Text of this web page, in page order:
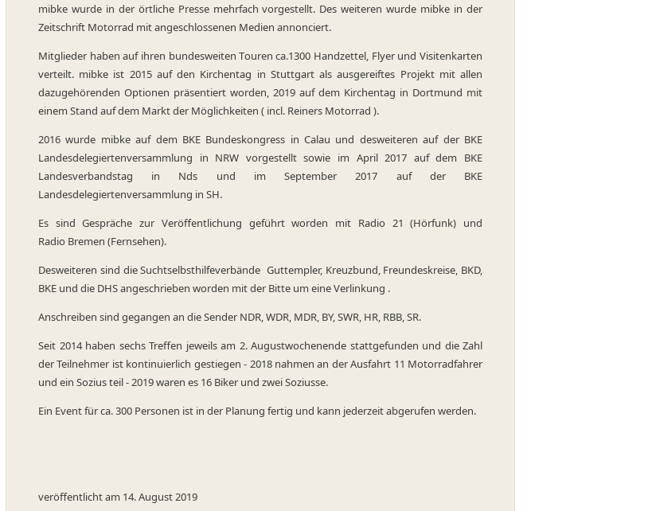
mibke wurde in der örtliche Presse mehrfach vorgestellt. Des weiteren wurde mibke in der
Zeitschrift Motorrad mit angeschlossenen Medien annonciert.
Mitglieder haben auf ihren bundesweiten Touren ca.1300 Handzettel, Flyer und Visitenkarten
verteilt. mibke ist 2015 auf den Kirchentag in Stuttgart als ausgereiftes Projekt mit allen
dazugehörenden Optionen präsentiert worden, 2019 auf dem Kirchentag in Dortmund mit
einem Stand auf dem Markt der Möglichkeiten ( incl. Reiners Motorrad ).
2016 wurde mibke auf dem BKE Bundeskongress in Calau und desweiteren auf der BKE
Landesdelegiertenversammlung in NRW vorgestellt sowie im April 2017 auf dem BKE
Landesverbandstag in Nds und im September 2017 auf der BKE
Landesdelegiertenversammlung in SH.
Es sind Gespräche zur Veröffentlichung geführt worden mit Radio 21 (Hörfunk) und
Radio Bremen (Fernsehen).
Desweiteren sind die Suchtselbsthilfeverbände Guttempler, Kreuzbund, Freundeskreise, BKD,
BKE und die DHS angeschrieben worden mit der Bitte um eine Verlinkung .
Anschreiben sind gegangen an die Sender NDR, WDR, MDR, BY, SWR, HR, RBB, SR.
Seit 2014 haben sechs Treffen jeweils am 2. Augustwochenende stattgefunden und die Zahl
der Teilnehmer ist kontinuierlich gestiegen - 2018 nahmen an der Ausfahrt 11 Motorradfahrer
und ein Sozius teil - 2019 waren es 16 Biker und zwei Soziusse.
Ein Event für ca. 300 Personen ist in der Planung fertig und kann jederzeit abgerufen werden.
veröffentlicht am 14. August 2019